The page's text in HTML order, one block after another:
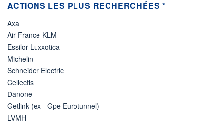
ACTIONS LES PLUS RECHERCHÉES *
Axa
Air France-KLM
Essilor Luxxotica
Michelin
Schneider Electric
Cellectis
Danone
Getlink (ex - Gpe Eurotunnel)
LVMH